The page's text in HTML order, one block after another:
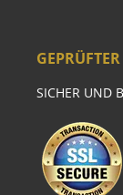
SICHER UND